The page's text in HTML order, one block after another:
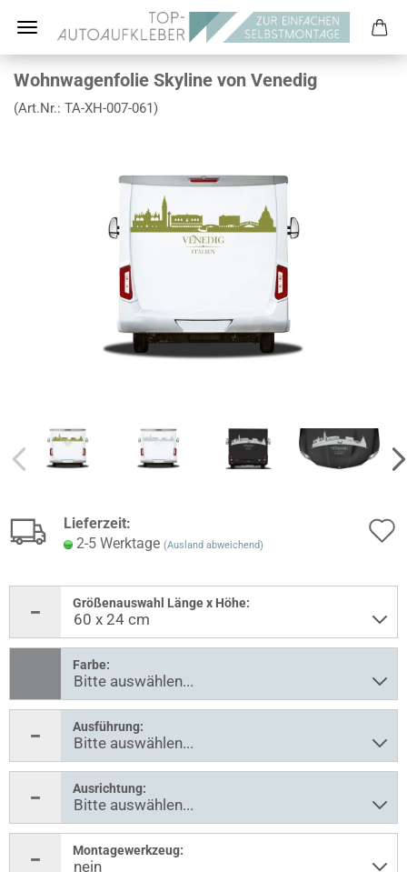
Wohnwagenfolie Skyline von Venedig
(Art.Nr.: TA-XH-007-061)
Lieferzeit:
2-5 Werktage (Ausland abweichend)
Größenauswahl Länge x Höhe:
Farbe:
Ausführung:
Ausrichtung:
Montagewerkzeug: